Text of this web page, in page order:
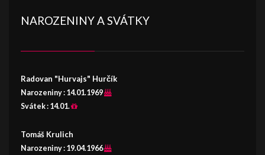
NAROZENINY A SVÁTKY
Radovan "Hurvajs" Hurčík
Narozeniny : 14.01.1969
Svátek : 14.01.
Tomáš Krulich
Narozeniny : 19.04.1966